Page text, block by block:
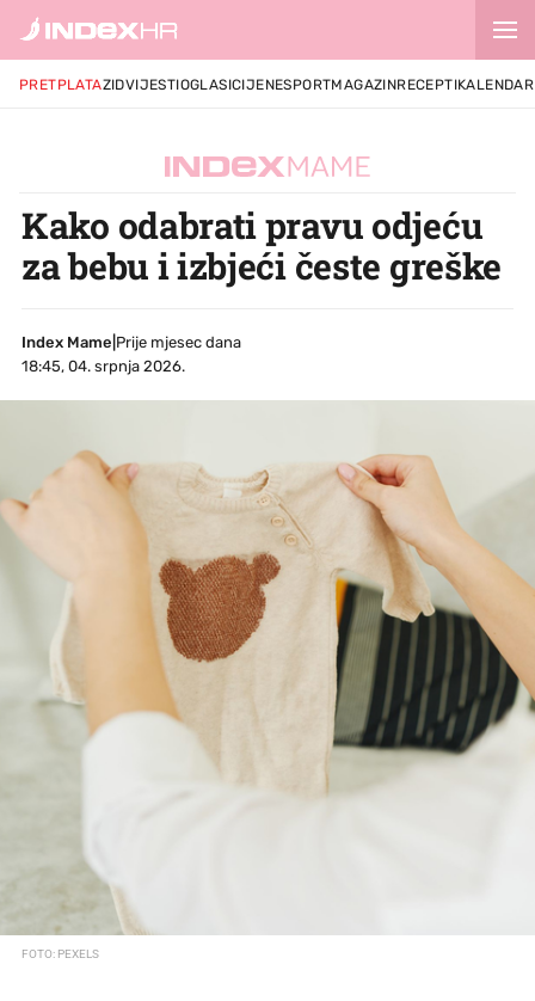
PRETPLATAZIDVIJESTIOGLASICIJENESPORTMAGAZINRECEPTIKALENDAR
Kako odabrati pravu odjeću
za bebu i izbjeći česte greške
Index Mame
Prije mjesec dana
18:45, 04. srpnja 2026.
FOTO: PEXELS